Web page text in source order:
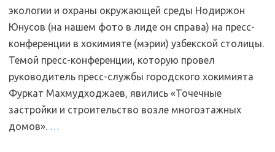
экологии и охраны окружающей среды Нодиржон
Юнусов (на нашем фото в лиде он справа) на пресс-
конференции в хокимияте (мэрии) узбекской столицы.
Темой пресс-конференции, которую провел
руководитель пресс-службы городского хокимията
Фуркат Махмудходжаев, явились «Точечные
застройки и строительство возле многоэтажных
домов». …